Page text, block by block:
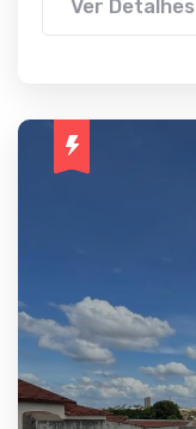
Ver Detalhes